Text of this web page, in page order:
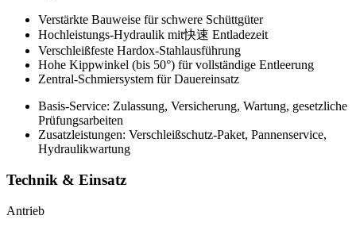
Verstärkte Bauweise für schwere Schüttgüter
Hochleistungs-Hydraulik mit快速 Entladezeit
Verschleißfeste Hardox-Stahlausführung
Hohe Kippwinkel (bis 50°) für vollständige Entleerung
Zentral‑Schmiersystem für Dauereinsatz
Basis-Service: Zulassung, Versicherung, Wartung, gesetzliche
Prüfungsarbeiten
Zusatzleistungen: Verschleißschutz-Paket, Pannenservice,
Hydraulikwartung
Technik & Einsatz
Antrieb